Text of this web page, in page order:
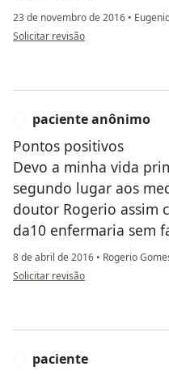
23 de novembro de 2016 •
na opinião do utilizador anônimo
Solicitar revisão
paciente anônimo
Pontos positivos
Devo a minha vida
segundo lugar aos
doutor Rogerio assim
da10 enfermaria sem
8 de abril de 2016 • Rogerio
na opinião do utilizador paciente
Solicitar revisão
paciente